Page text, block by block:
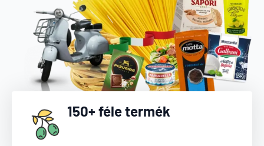
150+ féle termék